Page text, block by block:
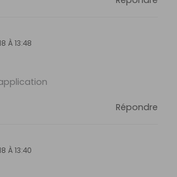
À 13:48
Répondre
À 13:40